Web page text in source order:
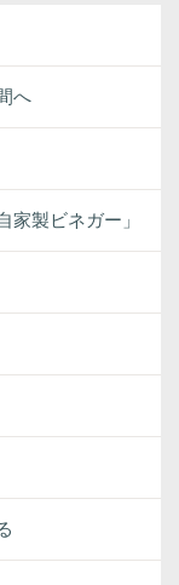
へ
家製ビネガー」